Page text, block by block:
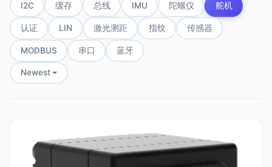
I2C 缓存 总线 IMU 陀螺仪 舵机
认证 LIN 激光测距 指纹 传感器
MODBUS 串口 蓝牙
Newest